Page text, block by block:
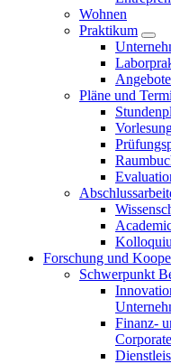
Wohnen
Praktikum
Pläne und
Forschung und
Schwerpunkt
Finanz-